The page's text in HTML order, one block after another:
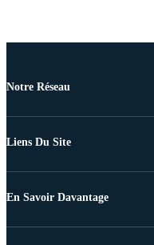
Notre Réseau
Liens Du Site
En Savoir Davantage